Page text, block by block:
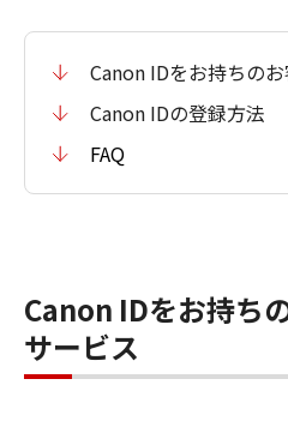
Canon IDをお持ちの
Canon IDの登録方法
FAQ
Canon IDをお持ち
サービス